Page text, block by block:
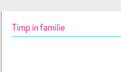
Timp in familie